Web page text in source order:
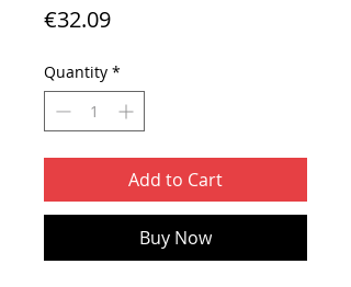
€32.09Price
Quantity *
Add to Cart
Buy Now